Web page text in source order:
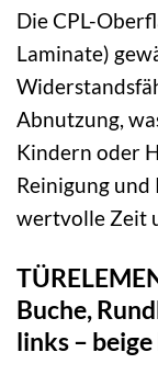
Die CPL-
Laminate)
Abnutzung,
Kindern oder
Reinigung und
wertvolle Zeit
Buche,
links –